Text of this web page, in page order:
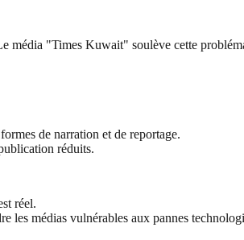
"Times Kuwait" soulève cette
de narration et de reportage.
réduits.
réel.
les médias vulnérables aux pannes